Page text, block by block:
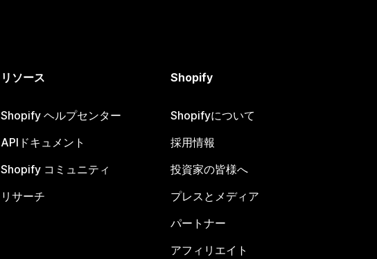
リソース
Shopify ヘルプセンター
APIドキュメント
Shopify コミュニティ
リサーチ
Shopify
Shopifyについて
採用情報
投資家の皆様へ
プレスとメディア
パートナー
アフィリエイト